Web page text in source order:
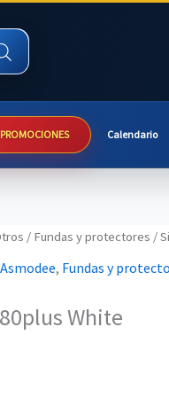
PROMOCIONES Calendario
/ Fundas y protectores /
Asmodee, Fundas y
White